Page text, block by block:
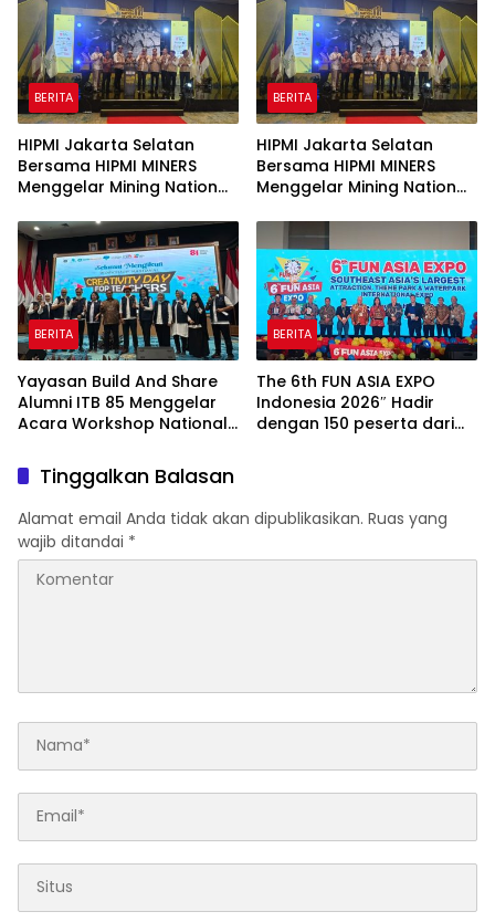
BERITA
HIPMI Jakarta Selatan
Bersama HIPMI MINERS
Menggelar Mining Nation
Indah Golf Jakarta
BERITA
HIPMI Jakarta Selatan
Bersama HIPMI MINERS
Menggelar Mining Nation
Indah Golf Jakarta
BERITA
Yayasan Build And Share
Alumni ITB 85 Menggelar
Acara Workshop National
2026 & Dibuka Resmi
Pramono Anung (Gubernur
DKI Jakarta)
BERITA
The 6th FUN ASIA EXPO
Indonesia 2026″ Hadir
dengan 150 peserta dari
di Tanah Air
Tinggalkan Balasan
Alamat email Anda tidak akan dipublikasikan. Ruas yang
wajib ditandai *